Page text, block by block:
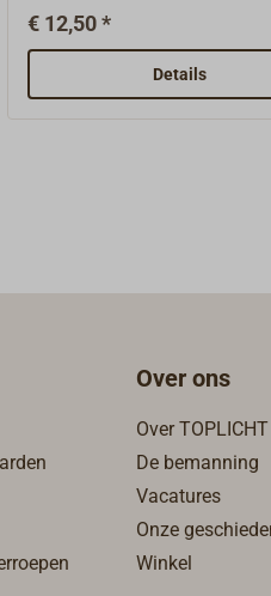
voegen. Het dubbele mes
een geruwd oppervlak en
keuze enkel (voor smalle
of dubbel (voor brede
€ 12,50 *
Details
Over ons
Over TOPLICHT
De bemanning
Vacatures
Onze
Winkel